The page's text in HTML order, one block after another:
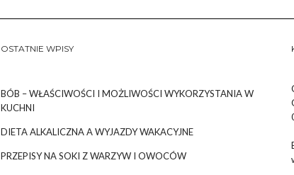
OSTATNIE WPISY
BÓB – WŁAŚCIWOŚCI I MOŻLIWOŚCI WYKORZYSTANIA W
KUCHNI
DIETA ALKALICZNA A WYJAZDY WAKACYJNE
PRZEPISY NA SOKI Z WARZYW I OWOCÓW